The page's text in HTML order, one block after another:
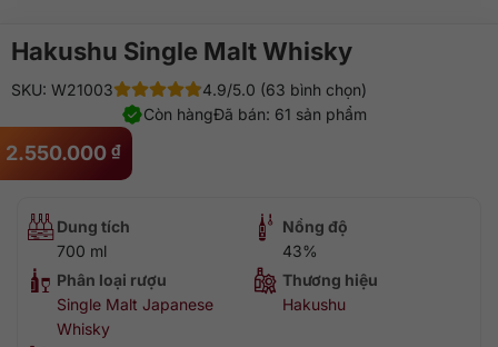
Hakushu Single Malt Whisky
2.550.000 ₫
SKU: W21003
4.9/5.0 (63 bình chọn)
Đã bán: 61 sản phẩm
Còn hàng
Dung tích
700 ml
Nồng độ
43%
Phân loại rượu
Single Malt Japanese
Whisky
Thương hiệu
Hakushu